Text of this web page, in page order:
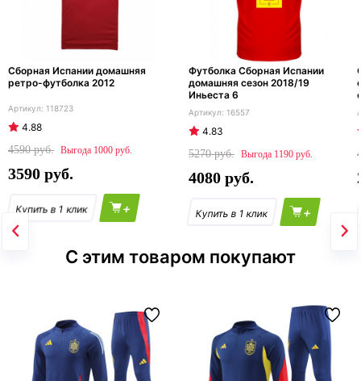
Сборная Испании домашняя
ретро-футболка 2012
118723
4.88
4590
1000
3590
+
Футболка Сборная Испании
домашняя сезон 2018/19
Иньеста 6
16557
4.83
5270
1190
4080
+
С этим товаром покупают